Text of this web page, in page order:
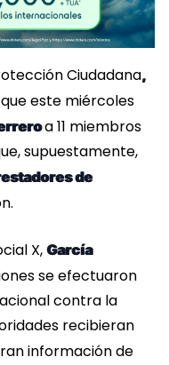
Ciudadana,
este miércoles
a 11 miembros
supuestamente,
de
X, García
se efectuaron
contra la
recibieran
información de